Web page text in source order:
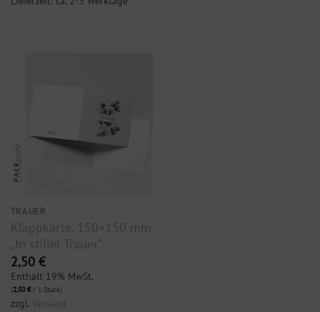
TRAUER
Klappkarte, 150×150 mm
„In stiller Trauer“
2,50 €
Enthält 19% MwSt.
(2,50€/ 1 Stück)
zzgl. Versand